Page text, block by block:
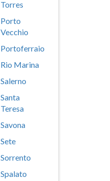
Torres
Porto
Vecchio
Portoferraio
Rio Marina
Salerno
Santa
Teresa
Savona
Sete
Sorrento
Spalato